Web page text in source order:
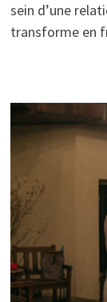
sein d’une
transforme en